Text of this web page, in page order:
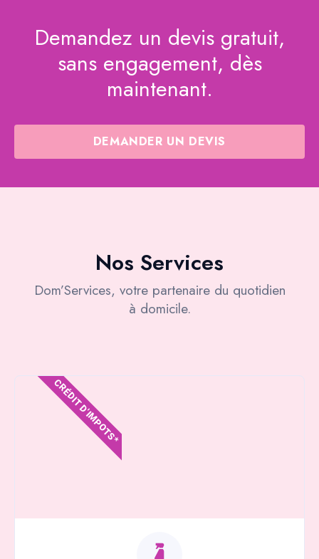
Demandez un devis gratuit,
sans engagement, dès
maintenant.
DEMANDER UN DEVIS
Nos Services
Dom’Services, votre partenaire du quotidien
à domicile.
CRÉDIT D'IMPOTS*